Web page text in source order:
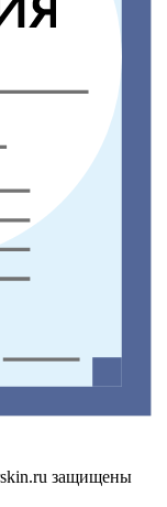
защищены